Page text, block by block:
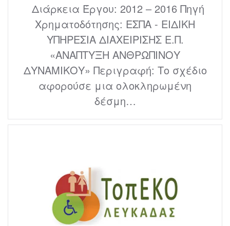
Διάρκεια Έργου: 2012 – 2016 Πηγή
Χρηματοδότησης: ΕΣΠΑ - ΕΙΔΙΚΗ
ΥΠΗΡΕΣΙΑ ΔΙΑΧΕΙΡΙΣΗΣ Ε.Π.
«ΑΝΑΠΤΥΞΗ ΑΝΘΡΩΠΙΝΟΥ
ΔΥΝΑΜΙΚΟΥ» Περιγραφή: Το σχέδιο
αφορούσε μια ολοκληρωμένη
δέσμη…